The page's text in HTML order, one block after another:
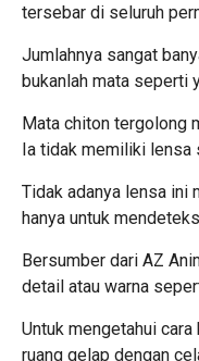
tersebar di seluruh
Jumlahnya sangat
bukanlah mata seperti
Mata chiton tergolong
Ia tidak memiliki lensa
Tidak adanya lensa ini
hanya untuk
Bersumber dari AZ
detail atau warna
Untuk mengetahui
ruang gelap dengan